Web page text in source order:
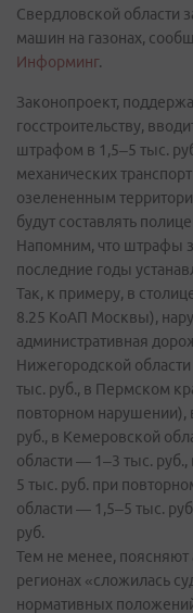
Свердловской области
машин на газонах,
Информинг.
Законопроект,
госстроительству,
штрафом в 1,5–5 тыс.
механических
озелененным
будут составлять
Напомним, что штрафы
последние годы
Так, к примеру, в
8.25 КоАП Москвы),
административная
Нижегородской
тыс. руб., в Пермском
повторном нарушении),
руб., в Кемеровской
области — 1–3 тыс.
5 тыс. руб. при
области — 1,5–5 тыс.
руб.
Тем не менее, поясняют
регионах «сложилась
нормативных